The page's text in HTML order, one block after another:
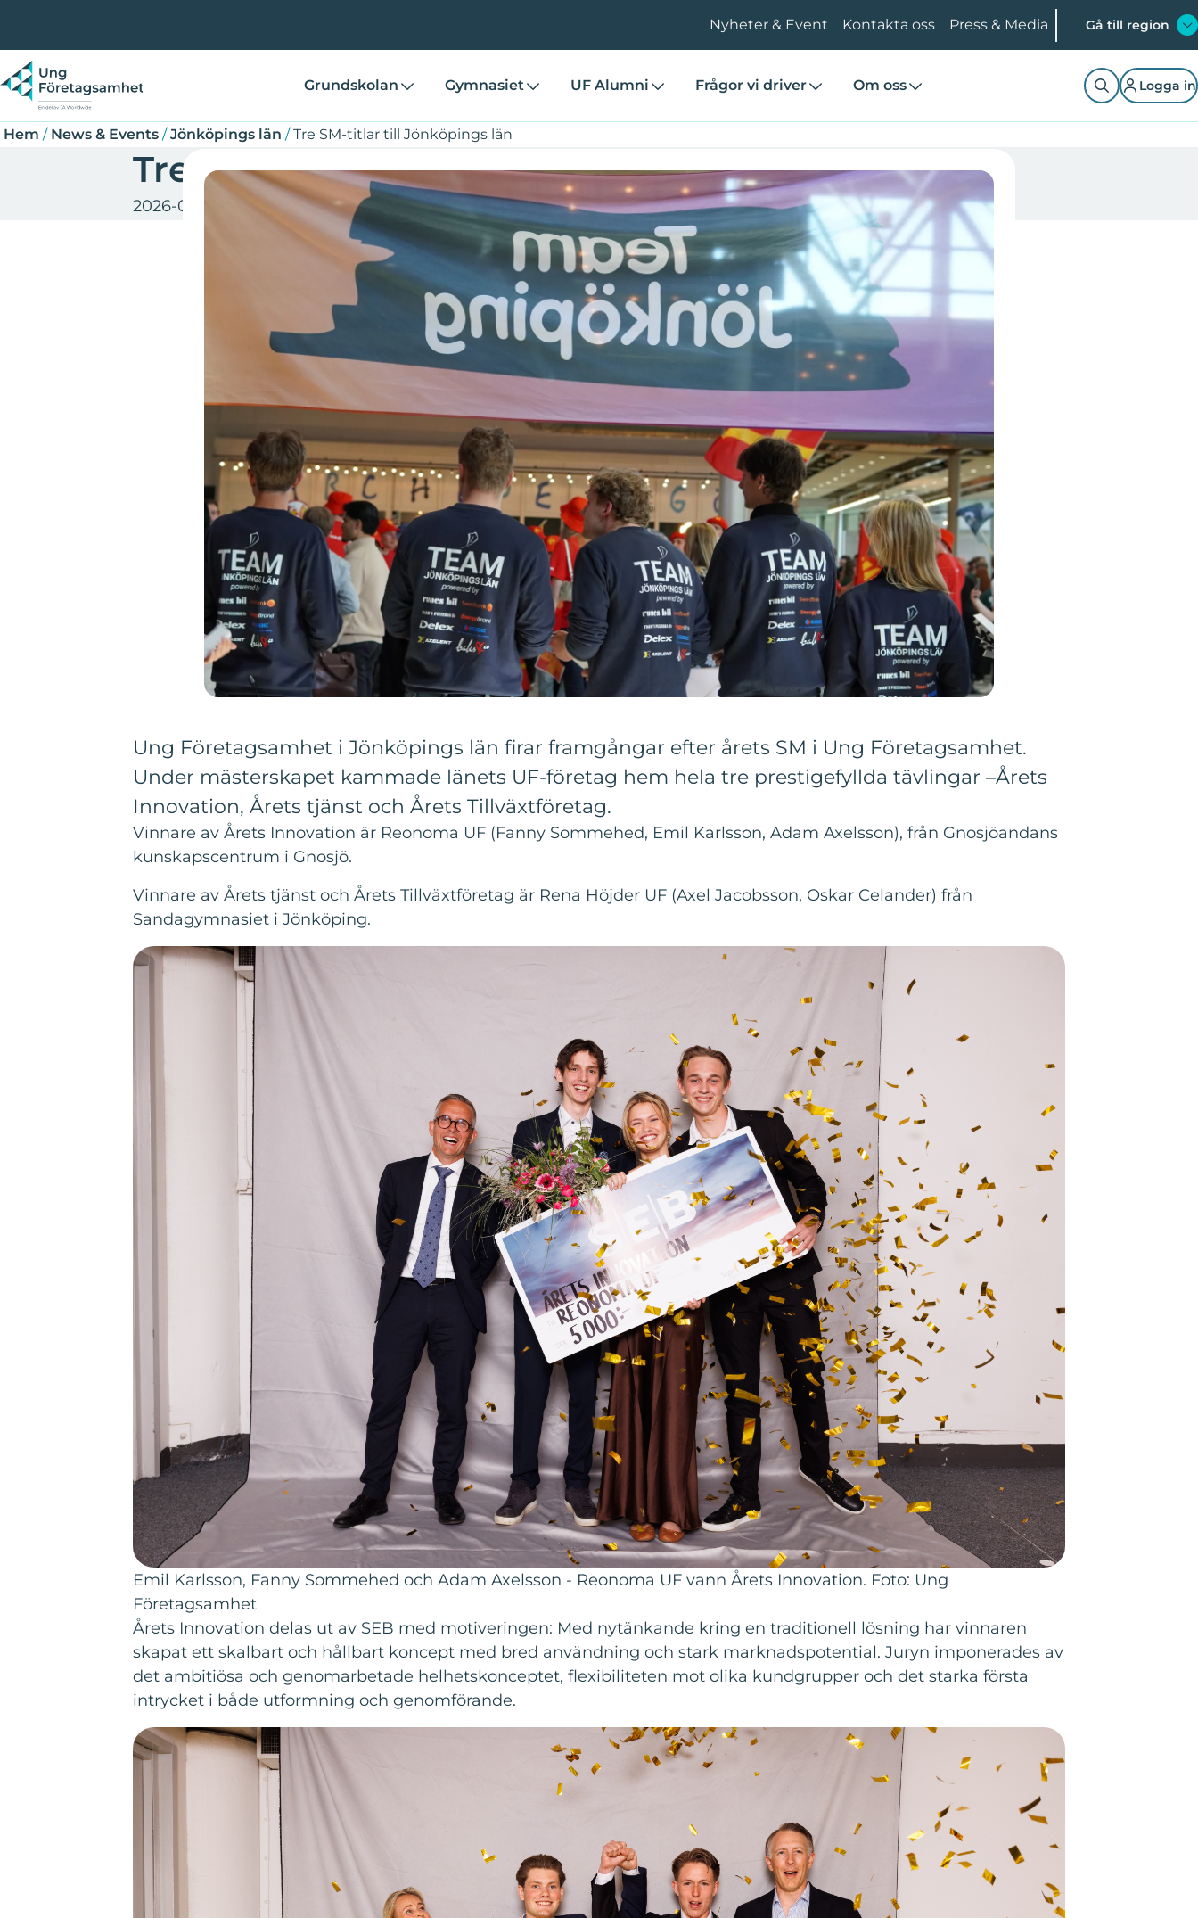
Nyheter & Event Kontakta oss Press & Media Gå till region
Grundskolan Gymnasiet UF Alumni Frågor vi driver Om oss Logga in
Hem / News & Events / Jönköpings län / Tre SM-titlar till Jönköpings län
Tre SM-titlar till Jönköpings län
2026-05-29 Jönköpings län
Ung Företagsamhet i Jönköpings län firar framgångar efter årets SM i Ung Företagsamhet.
Under mästerskapet kammade länets UF-företag hem hela tre prestigefyllda tävlingar –Årets
Innovation, Årets tjänst och Årets Tillväxtföretag.
Vinnare av Årets Innovation är Reonoma UF (Fanny Sommehed, Emil Karlsson, Adam Axelsson), från Gnosjöandans
kunskapscentrum i Gnosjö.
Vinnare av Årets tjänst och Årets Tillväxtföretag är Rena Höjder UF (Axel Jacobsson, Oskar Celander) från
Sandagymnasiet i Jönköping.
Emil Karlsson, Fanny Sommehed och Adam Axelsson - Reonoma UF vann Årets Innovation. Foto: Ung
Företagsamhet
Årets Innovation delas ut av SEB med motiveringen: Med nytänkande kring en traditionell lösning har vinnaren
skapat ett skalbart och hållbart koncept med bred användning och stark marknadspotential. Juryn imponerades av
det ambitiösa och genomarbetade helhetskonceptet, flexibiliteten mot olika kundgrupper och det starka första
intrycket i både utformning och genomförande.